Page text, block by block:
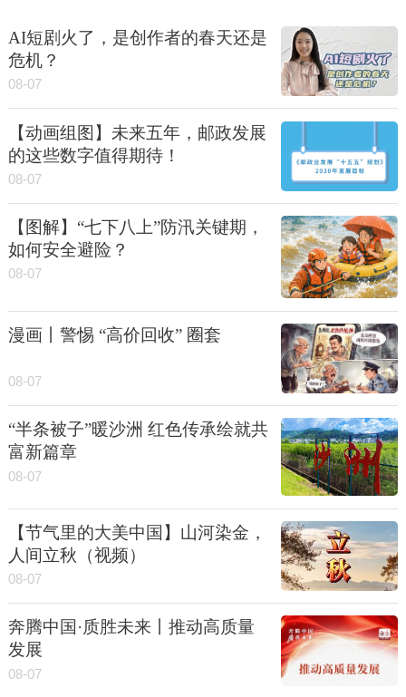
AI短剧火了，是创作者的春天还是
危机？
08-07
【动画组图】未来五年，邮政发展
的这些数字值得期待！
08-07
【图解】“七下八上”防汛关键期，
如何安全避险？
08-07
漫画丨警惕 “高价回收” 圈套
08-07
“半条被子”暖沙洲 红色传承绘就共
富新篇章
08-07
【节气里的大美中国】山河染金，
人间立秋（视频）
08-07
奔腾中国·质胜未来丨推动高质量
发展
08-07